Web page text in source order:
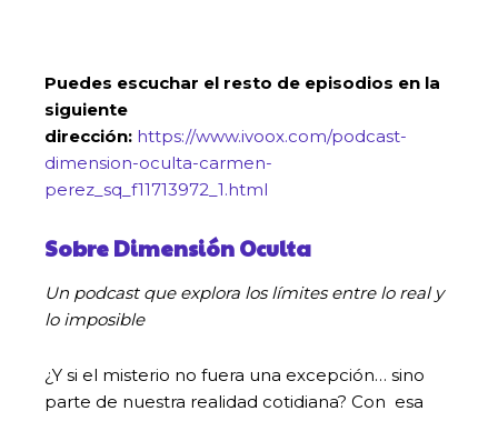
Puedes escuchar el resto de episodios en la
siguiente
dirección: https://www.ivoox.com/podcast-
dimension-oculta-carmen-
perez_sq_f11713972_1.html
Sobre Dimensión Oculta
Un podcast que explora los límites entre lo real y
lo imposible
¿Y si el misterio no fuera una excepción… sino
parte de nuestra realidad cotidiana? Con esa